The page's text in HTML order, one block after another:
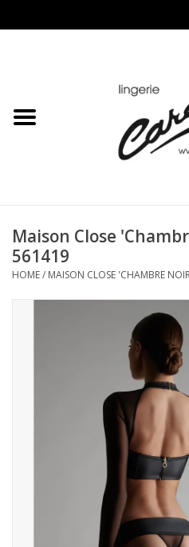
Lingerie
Advies na operaties
CADEAUBON
Maison Close
561419
HOME/ MAISON CLOSE 'CHAMBRE